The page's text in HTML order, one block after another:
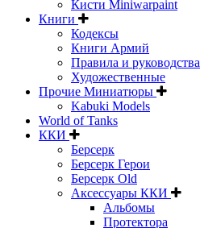
Кисти Miniwarpaint
Книги
Кодексы
Книги Армий
Правила и руководства
Художественные
Прочие Миниатюры
Kabuki Models
World of Tanks
ККИ
Берсерк
Берсерк Герои
Берсерк Old
Аксессуары ККИ
Альбомы
Протектора